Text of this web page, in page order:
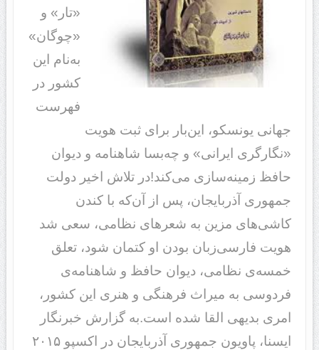
«تار» و
«چوگان»
به‌نام این
کشور در
فهرست
جهانی یونسکو، این‌بار برای ثبت هویت
«نگارگری ایرانی» و چه‌بسا شاهنامه و دیوان
حافظ زمینه‌سازی می‌کند!در تلاش اخیر دولت
جمهوری آذربایجان، پس از آن‌که با کندن
کاشی‌های مزین به شعرهای نظامی، سعی شد
هویت فارسی‌زبان بودن او کتمان شود، تعلق
خمسه‌ی نظامی، دیوان حافظ و شاهنامه‌ی
فردوسی به میراث فرهنگی و هنری این کشور،
امری بدیهی القا شده است.به گزارش خبرنگار
ایسنا، پاویون جمهوری آذربایجان در اکسپو ۲۰۱۵